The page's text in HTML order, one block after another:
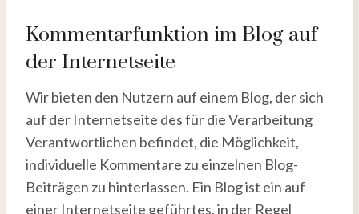
Kommentarfunktion im Blog auf
der Internetseite
Wir bieten den Nutzern auf einem Blog, der sich
auf der Internetseite des für die Verarbeitung
Verantwortlichen befindet, die Möglichkeit,
individuelle Kommentare zu einzelnen Blog-
Beiträgen zu hinterlassen. Ein Blog ist ein auf
einer Internetseite geführtes, in der Regel